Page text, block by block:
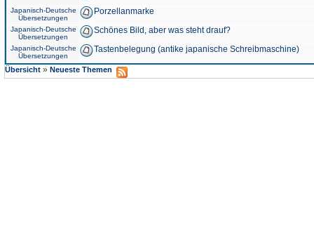
Japanisch-Deutsche
Übersetzungen
Porzellanmarke
Japanisch-Deutsche
Übersetzungen
Schönes Bild, aber was steht drauf?
Japanisch-Deutsche
Übersetzungen
Tastenbelegung (antike japanische Schreibmaschine)
Übersicht » Neueste Themen